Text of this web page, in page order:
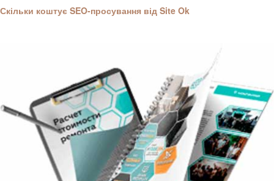
Скільки коштує SEO-просування від Site Ok